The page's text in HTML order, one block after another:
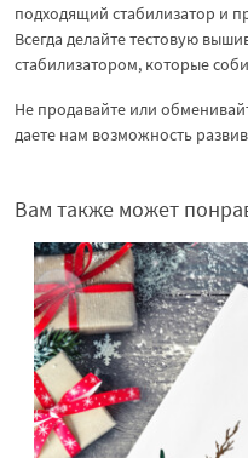
подходящий стабилизатор и
Всегда делайте тестовую
стабилизатором, которые
Не продавайте или
даете нам возможность
Вам также может